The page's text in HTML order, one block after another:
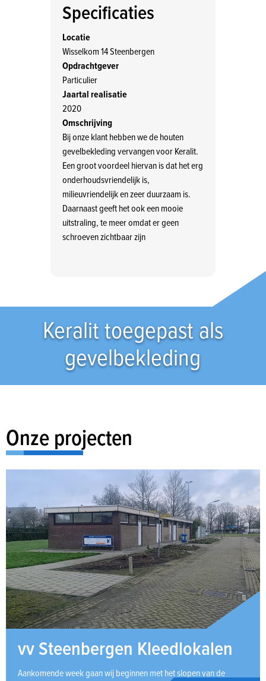
Specificaties
Locatie
Wisselkom 14 Steenbergen
Opdrachtgever
Particulier
Jaartal realisatie
2020
Omschrijving
Bij onze klant hebben we de houten
gevelbekleding vervangen voor Keralit.
Een groot voordeel hiervan is dat het erg
onderhoudsvriendelijk is,
milieuvriendelijk en zeer duurzaam is.
Daarnaast geeft het ook een mooie
uitstraling, te meer omdat er geen
schroeven zichtbaar zijn
Keralit toegepast als
gevelbekleding
Onze projecten
vv Steenbergen Kleedlokalen
Aankomende week gaan wij beginnen met het slopen van de